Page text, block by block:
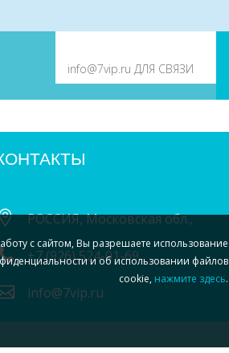
РОССИЯ, Московская обл.,
+7 (926) 524-01-69
info@7vip.ru
с сайтом, Вы разрешаете использование
и об использовании файлов
cookie, нажмите здесь.